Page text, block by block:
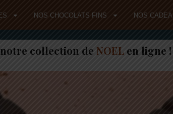
NOS CHOCOLATS FINS NOS
collection de NOEL en ligne